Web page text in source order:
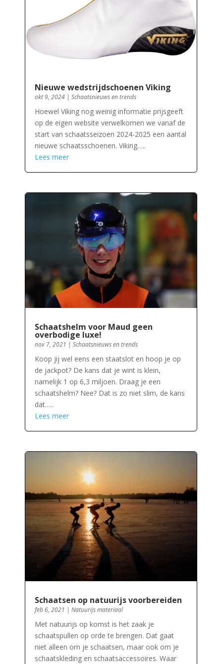
Nieuwe wedstrijdschoenen Viking
okt 9, 2024| Schaatsnieuws en trends
Hoewel Viking nog weinig informatie prijsgeeft
op de eigen website verwelkomen we vanaf de
start van schaatsseizoen 2024-2025 een aantal
nieuwe schaatsschoenen. Viking…..
Lees meer
Schaatshelm voor Maud geen
overbodige luxe!
nov 7, 2021 | Schaatsnieuws en trends
Koop jij wel eens een staatslot en hoop je op
de jackpot? De kans dat je wint is klein,
namelijk 1 op 6,3 miljoen. Draag je een
schaatshelm? Nee? Dat is zo niet slim, de kans
dat…..
Lees meer
Schaatsen op natuurijs voorbereiden
feb 6, 2021 | Natuurijs materiaal
Met natuurijs op komst is het zaak je
schaatspullen op orde te brengen. Dat gaat
niet alleen om je schaatsen, maar ook om je
schaatskleding en schaatsaccessoires. Waar